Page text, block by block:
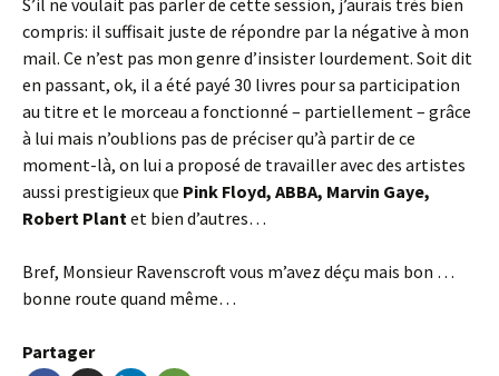
S’il ne voulait pas parler de cette session, j’aurais très bien
compris: il suffisait juste de répondre par la négative à mon
mail. Ce n’est pas mon genre d’insister lourdement. Soit dit
en passant, ok, il a été payé 30 livres pour sa participation
au titre et le morceau a fonctionné – partiellement – grâce
à lui mais n’oublions pas de préciser qu’à partir de ce
moment-là, on lui a proposé de travailler avec des artistes
aussi prestigieux que Pink Floyd, ABBA, Marvin Gaye,
Robert Plantet bien d’autres…
Bref, Monsieur Ravenscroft vous m’avez déçu mais bon …
bonne route quand même…
Partager